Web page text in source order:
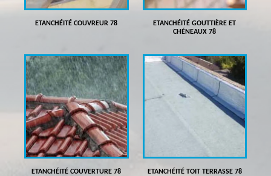
ETANCHÉITÉ COUVREUR 78
ETANCHÉITÉ GOUTTIÈRE ET
CHÉNEAUX 78
ETANCHÉITÉ COUVERTURE 78 ETANCHÉITÉ TOIT TERRASSE 78